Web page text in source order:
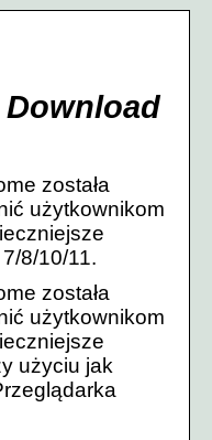
Download
została
użytkownikom
8/10/11.
została
użytkownikom
użyciu jak